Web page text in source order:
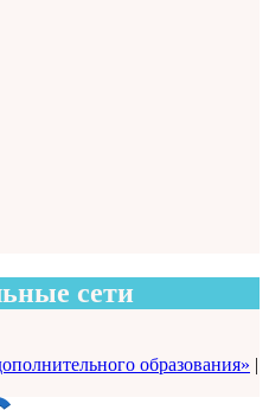
сети
образования» |